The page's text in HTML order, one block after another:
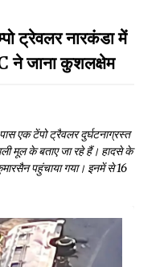
ट्रेवलर नारकंडा में
ने जाना कुशलक्षेम
एक टेंपो ट्रैवलर दुर्घटनाग्रस्त
मूल के बताए जा रहे हैं। हादसे के
पहुंचाया गया। इनमें से 16